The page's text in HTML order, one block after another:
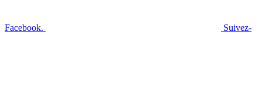
Facebook. Suivez-